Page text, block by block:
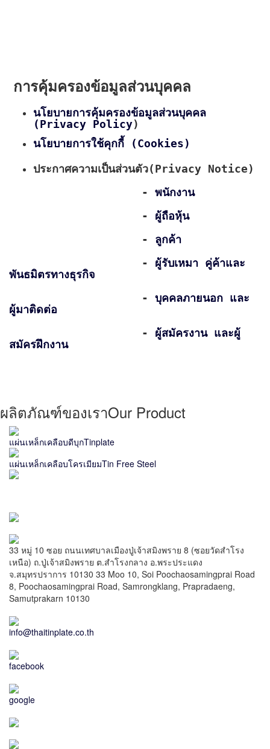
การคุ้มครองข้อมูลส่วนบุคคล
นโยบายการคุ้มครองข้อมูลส่วนบุคคล
(Privacy Policy)
นโยบายการใช้คุกกี้ (Cookies)
ประกาศความเป็นส่วนตัว(Privacy Notice)
- พนักงาน
- ผู้ถือหุ้น
- ลูกค้า
- ผู้รับเหมา คู่ค้าและ
พันธมิตรทางธุรกิจ
- บุคคลภายนอก และ
ผู้มาติดต่อ
- ผู้สมัครงาน และผู้
สมัครฝึกงาน
ผลิตภัณฑ์ของเราOur Product
แผ่นเหล็กเคลือบดีบุกTinplate
แผ่นเหล็กเคลือบโครเมียมTin Free Steel
33 หมู่ 10 ซอย ถนนเทศบาลเมืองปู่เจ้าสมิงพราย 8 (ซอยวัดสำโรง
เหนือ) ถ.ปู่เจ้าสมิงพราย ต.สำโรงกลาง อ.พระประแดง
จ.สมุทรปราการ 10130 33 Moo 10, Soi Poochaosamingprai Road
8, Poochaosamingprai Road, Samrongklang, Prapradaeng,
Samutprakarn 10130
info@thaitinplate.co.th
facebook
google